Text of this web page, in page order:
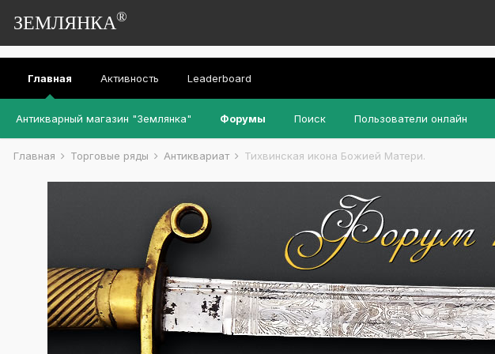
ЗЕМЛЯНКА®
Главная
Антикварный магазин "Землянка" Форумы Поиск Пользователи онлайн
Активность Leaderboard
Главная Торговые ряды Антиквариат Тихвинская икона Божией Матери.